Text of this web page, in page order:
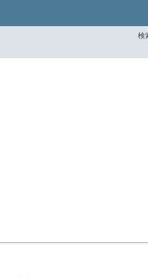
検